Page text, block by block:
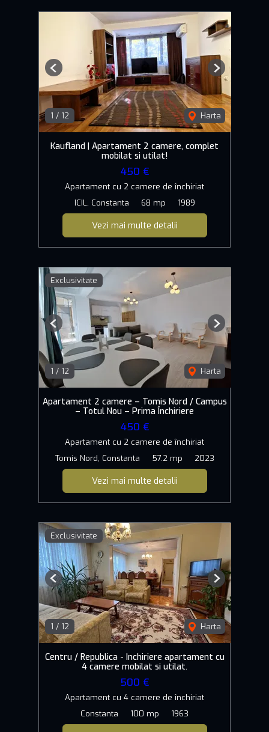
1 / 12 Harta
Previous Next
Kaufland | Apartament 2 camere, complet
mobilat si utilat!
450 €
Apartament cu 2 camere de închiriat
ICIL, Constanta
68 mp 1989
Vezi mai multe detalii
Exclusivitate
1 / 12 Harta
Previous Next
Apartament 2 camere – Tomis Nord / Campus
– Totul Nou – Prima Închiriere
450 €
Apartament cu 2 camere de închiriat
Tomis Nord, Constanta
57.2 mp 2023
Vezi mai multe detalii
Exclusivitate
1 / 12 Harta
Previous Next
Centru / Republica - Inchiriere apartament cu
4 camere mobilat si utilat.
500 €
Apartament cu 4 camere de închiriat
Constanta
100 mp 1963